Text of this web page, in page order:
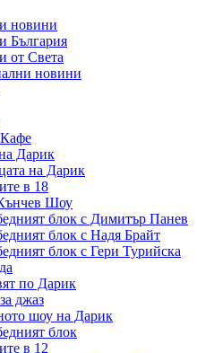
новини
България
от Света
новини
Дарик
на Дарик
в 18
Шоу
блок с Димитър Панев
блок с Надя Брайт
блок с Гери Турийска
по Дарик
джаз
шоу на Дарик
блок
в 12